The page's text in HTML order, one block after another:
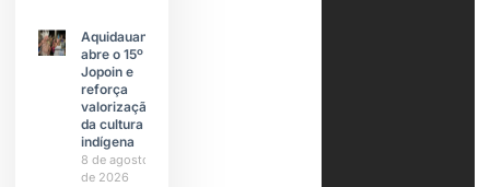
Aquidauana
abre o 15º
Jopoin e
reforça
valorização
da cultura
indígena
8 de agosto
de 2026